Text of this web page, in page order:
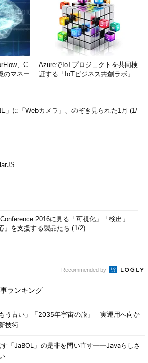
、C
のマネー
AzureでIoTプロジェクトを共同検
証する「IoTビジネス共創ラボ」
」に「Webカメラ」、のぞき見られた1月 (1/
2016に見る「可視化」「検出」
」を支援する製品たち (1/2)
Recommended by
ランキング
もう古い」「2035年宇宙の旅」 実運用へ向か
技術
す「JaBOL」の是非を問い直す――Javaらしさ